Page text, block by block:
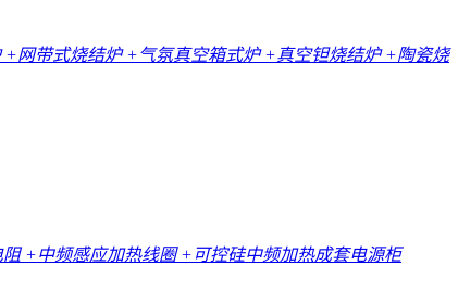
+网带式烧结炉+气氛真空箱式炉+真空钽烧结炉+陶瓷烧
阻 +中频感应加热线圈+可控硅中频加热成套电源柜